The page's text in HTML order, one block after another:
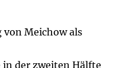
von Meichow als
der zweiten Hälfte